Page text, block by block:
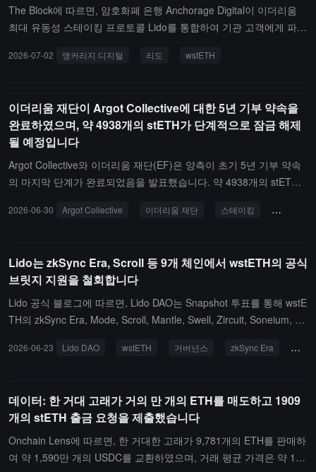
금으로 동일하게 2469개의 stETH를 받을 예정입니다. 체인 거래에
따르면, 해당 자금은 Argot 관련 주소로 이미 이체되었습니다.
The Block에 따르면, 암호화폐 은행 Anchorage Digital이 이더리움
최대 유동성 스테이킹 프로토콜 Lido를 통합하여 기관 고객에게 파생
관 사용자는 wstETH의 민팅 및 소각을 실현할 수 있으며, 이더리움
2026-07-02 앵커리지 디지털 리도 wstETH
이더리움 재단이 Argot Collective에 대한 5년 기부 약속을
완료하였으며, 약 4938개의 stETH가 단계적으로 잠금 해제
될 예정입니다
Argot Collective와 이더리움 재단(EF)은 양측이 초기 5년 기부 약속
의 마지막 단계가 완료되었음을 발표했습니다. 약 4938개의 stETH
월 1일에 분할 해제될 예정입니다. 이전 3년 기부는 지난해 전액 지급
"실패 보호 위원회" 및 이더리움 재단이 구성한 2-of-3 다중 서명 지갑
에 보관되며, 해당 위원회는 독립 중재자로서 분쟁 발생 시 Argot의
독립성을 유지하고 프로그래밍 언어 및 컴파일러 분야의 전문 의견을
제공합니다.Argot Collective는 이번 협정이 실질적인 운영 보장을 제
다: 이더리움 재단의 자금은 제한적이며, DeFi, 스테이킹 및 핵심 프
데이트를 계속 발표할 것이라고 밝혔습니다.
2026-06-30 Argot Collective 이더리움 재단 스테이킹 stETH
Lido는 zkSync Era, Scroll 등 9개 체인에서 wstETH의 공식
브릿지 지원을 철회합니다
Lido 공식 블로그에 따르면, Lido DAO는 Snapshot 투표를 통해 wstE
TH의 zkSync Era, Mode, Scroll, Mantle, Swell, Zircuit, Soneium, Po
정을 철회했습니다.이 조치는 거버넌스 차원의 자원 조정으로, 관련
더리움으로 브릿지할 수 있습니다. Lido는 이러한 네트워크에 대한
보안 모니터링, 생태계 및 시장 지원을 중단하겠지만, 이전 기한을 설
정하지는 않을 것입니다.
2026-06-23 Lido DAO wstETH 거버넌스 zkSync Era
데이터: 한 거대 고래가 거의 만 개의 ETH를 매도하고 1909
개의 stETH 출금 요청을 제출했습니다
Onchain Lens에 따르면, 한 거대한 고래가 9,781개의 ETH를 판매하
여 약 1,590만 개의 USDC를 교환하였으며, 거래 평균 가격은 약 1,6